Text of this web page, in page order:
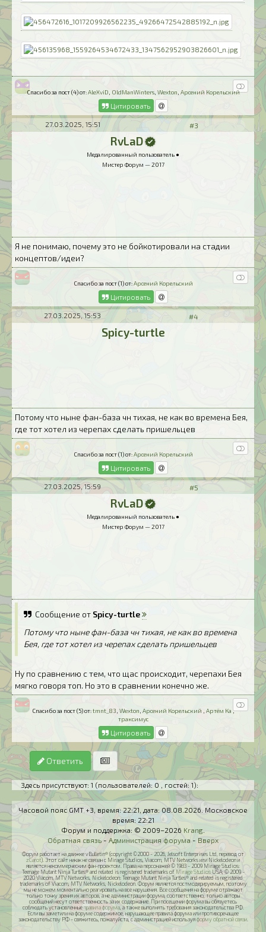
Спасибо за пост (4) от: AleXviD OldManWinters, Wexton Арсений Корельский
Цитировать
27.03.2025, 15:51 #3
RvLaD
Медалированный пользователь ●
Мистер Форум — 2017
Я не понимаю, почему это не бойкотировали на стадии
концептов/идеи?
Спасибо за пост (1) от: Арсений Корельский
Цитировать
27.03.2025, 15:53 #4
Spicy-turtle
Потому что ныне фан-база чн тихая, не как во времена Бея,
где тот хотел из черепах сделать пришельцев
Спасибо за пост (1) от: Арсений Корельский
Цитировать
27.03.2025, 15:59 #5
RvLaD
Медалированный пользователь ●
Мистер Форум — 2017
Сообщение от Spicy-turtle
Потому что ныне фан-база чн тихая, не как во времена
Бея, где тот хотел из черепах сделать пришельцев
Ну по сравнению с тем, что щас происходит, черепахи Бея
мягко говоря топ. Но это в сравнении конечно же.
Спасибо за пост (5) от: tmnt_83 Wexton Арсений Корельский Артём Ка ,
траксимус
Цитировать
Ответить
Здесь присутствуют: 1 (пользователей: 0 , гостей: 1):
Часовой пояс GMT +3, время: 22:21 , дата: 08.08.2026. Московское
время: 22:21
Форум и поддержка: © 2009–2026 Krang
Обратная связь - Администрация форума - Вверх
Форум работает на движке vBulletin® (copyright ©2000 - 2026, Jelsoft Enterprises Ltd, перевод от
zCarot). Этот сайт никак не связан с Mirage Studios, Viacom, MTV Networks или Nickelodeon и
является некоммерческим фан-проектом. Права на персонажей © 1983 - 2009 Mirage Studios:
Teenage Mutant Ninja Turtles® and related is registered trademarks of Mirage StudiosUSA; © 2009 -
2020 Viacom, MTV Networks, Nickelodeon: Teenage Mutant Ninja Turtles® and related is registered
trademarks of Viacom, MTV Networks, Nickelodeon. Форум является постмодерируемым, поэтому
мы не можем моментально реагировать на все нарушения. Все сообщения на форуме отражают
только точку зрения их авторов, а не администрации форума, соответственно, только авторы
сообщений несут ответственность за их содержание. При посещении форума вы обязуетесь
соблюдать установленныеправила форума, а также выполнять требования законодательства РФ.
Если вы заметили на форуме содержимое, нарушающее правила форума или противоречащее
законодательству РФ - свяжитесь, пожалуйста, с администрацией используяформу обратной связи.